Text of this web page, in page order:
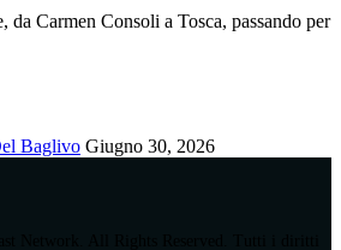
da Carmen Consoli a Tosca, passando per
Baglivo Giugno 30, 2026